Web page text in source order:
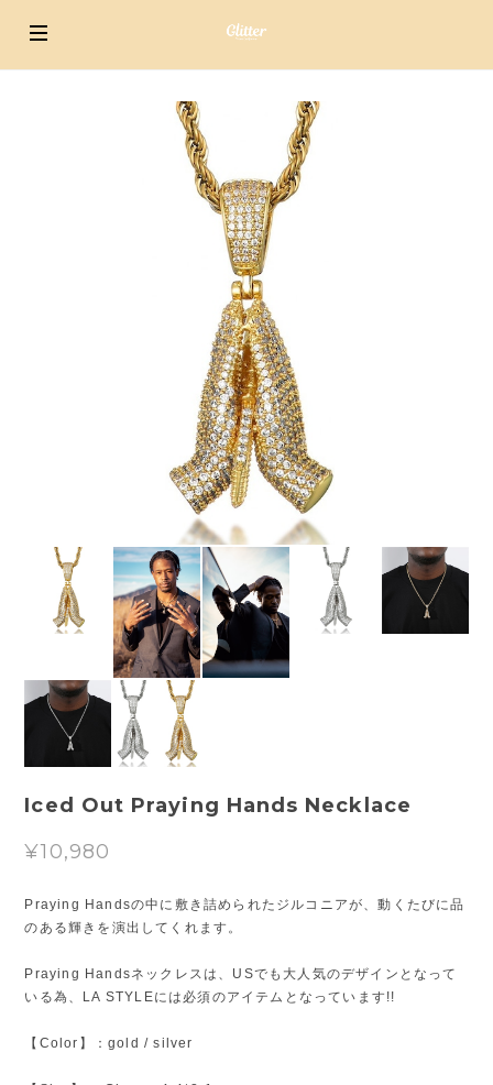
Iced Out Praying Hands Necklace
¥10,980
Praying Handsの中に敷き詰められたジルコニアが、動くたびに品
のある輝きを演出してくれます。
Praying Handsネックレスは、USでも大人気のデザインとなって
いる為、LA STYLEには必須のアイテムとなっています!!
【Color】：gold / silver